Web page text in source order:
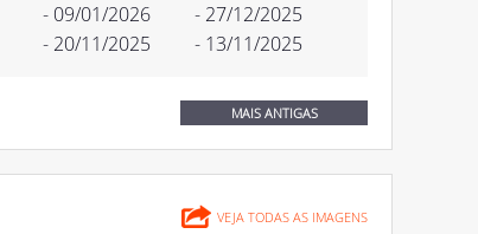
- 09/01/2026
- 27/12/2025
- 20/11/2025 - 13/11/2025
MAIS ANTIGAS
VEJA TODAS AS IMAGENS